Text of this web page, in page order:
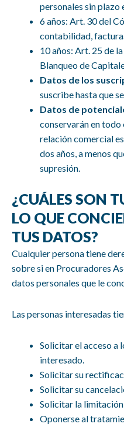
personales sin plazo
6 años: Art. 30 del
contabilidad,
10 años: Art. 25 de
Blanqueo de
Datos de los
suscribe hasta que
Datos de
conservarán en todo
relación comercial
dos años, a menos
supresión.
¿CUÁLES SON
LO QUE
TUS DATOS?
Cualquier persona tiene
sobre si en Procuradores
datos personales que le
Las personas interesadas
Solicitar el acceso a
interesado.
Solicitar su
Solicitar su
Solicitar la
Oponerse al